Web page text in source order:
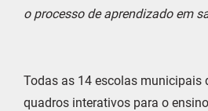
o processo de aprendizado em
Todas as 14 escolas municipais
quadros interativos para o